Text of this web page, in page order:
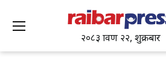
२०८३ श्रावण २२, शुक्रबार